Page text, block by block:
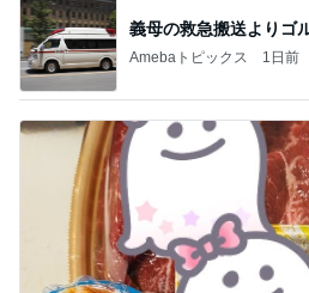
だいた 1番太らない気がする理由